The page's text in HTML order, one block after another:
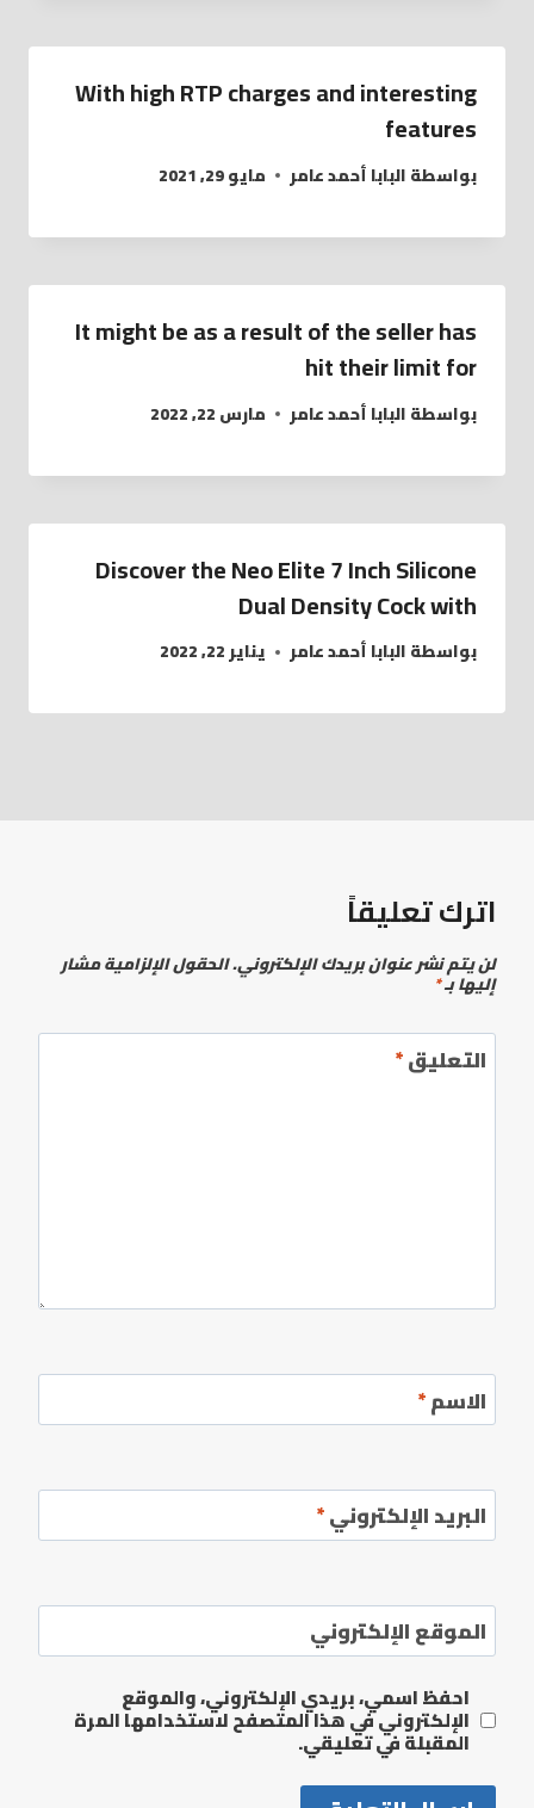
With high RTP charges and interesting
features
بواسطةالبابا أحمد عامر مايو 29, 2021
It might be as a result of the seller has
hit their limit for
بواسطةالبابا أحمد عامر مارس 22, 2022
Discover the Neo Elite 7 Inch Silicone
Dual Density Cock with
بواسطةالبابا أحمد عامر يناير 22, 2022
اترك تعليقاً
لن يتم نشر عنوان بريدك الإلكتروني.الحقول الإلزامية مشار
إليها بـ*
التعليق*
الاسم*
البريد الإلكتروني*
الموقع الإلكتروني
احفظ اسمي، بريدي الإلكتروني، والموقع
الإلكتروني في هذا المتصفح لاستخدامها المرة
المقبلة في تعليقي.